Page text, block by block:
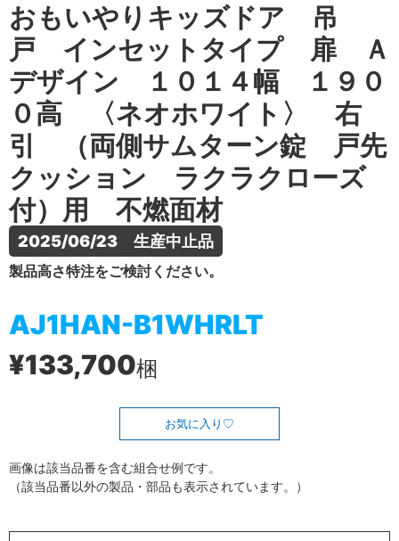
おもいやりキッズドア 吊
戸 インセットタイプ 扉 Ａ
デザイン １０１４幅 １９０
０高 〈ネオホワイト〉 右
引 （両側サムターン錠 戸先
クッション ラクラクローズ
付）用 不燃面材
2025/06/23　生産中止品
製品高さ特注をご検討ください。
AJ1HAN-B1WHRLT
¥133,700梱
お気に入り
画像は該当品番を含む組合せ例です。
（該当品番以外の製品・部品も表示されています。）